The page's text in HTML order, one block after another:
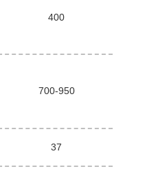
400
700-950
37